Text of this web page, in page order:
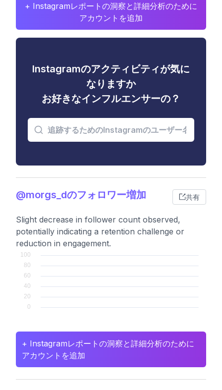
+ Instagramレポートの洞察と詳細分析のために
アカウントを追加
Instagramのアクティビティが気に
なりますか
お好きなインフルエンサーの？
@morgs_dのフォロワー増加 共有
Slight decrease in follower count observed,
potentially indicating a retention challenge or
reduction in engagement.
+ Instagramレポートの洞察と詳細分析のために
アカウントを追加